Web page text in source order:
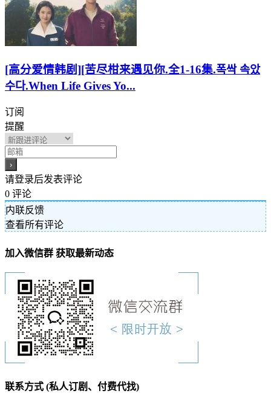
[高分爱情韩剧][苦尽柑来遇见你.全1-16集.폭싹 속았
수다.When Life Gives Yo...
订阅
提醒
请登录后发表评论
0 评论
内联反馈
查看所有评论
加入微信群 获取最新动态
联系方式 (私人订剧、付费代找)